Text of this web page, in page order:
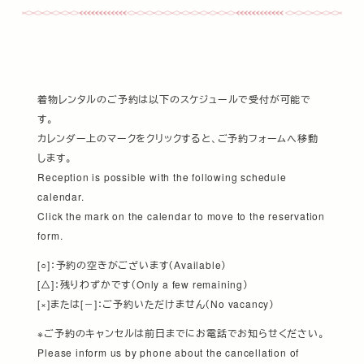
着物レンタルのご予約は以下のスケジュールで受付が可能で
す。
カレンダー上のマークをクリックすると、ご予約フォームへ移動
します。
Reception is possible with the following schedule
calendar.
Click the mark on the calendar to move to the reservation
form.
[○]：予約の空きがございます（Available）
[△]：残りわずかです（Only a few remaining）
[×]または[－]：ご予約いただけません（No vacancy）
※ご予約のキャンセルは前日までにお電話でお知らせください。
Please inform us by phone about the cancellation of